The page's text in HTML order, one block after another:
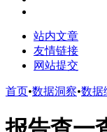
站内文章
友情链接
网站提交
首页•数据洞察•数据